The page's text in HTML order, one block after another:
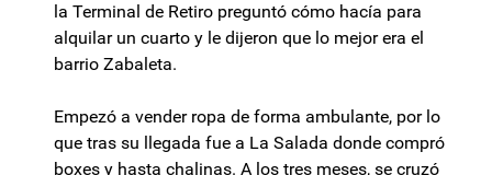
la Terminal de Retiro preguntó cómo hacía para
alquilar un cuarto y le dijeron que lo mejor era el
barrio Zabaleta.
Empezó a vender ropa de forma ambulante, por lo
que tras su llegada fue a La Salada donde compró
boxes y hasta chalinas. A los tres meses, se cruzó